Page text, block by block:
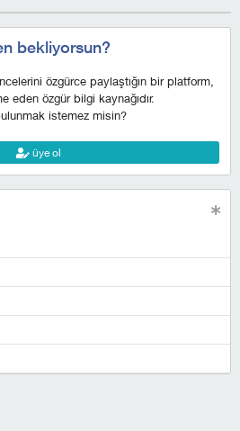
bekliyorsun?
özgürce paylaştığın bir platform,
eden özgür bilgi kaynağıdır.
istemez misin?
üye ol